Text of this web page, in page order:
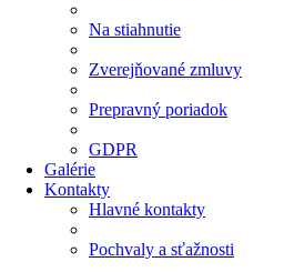
Na stiahnutie
Zverejňované zmluvy
Prepravný poriadok
GDPR
Galérie
Kontakty
Hlavné kontakty
Pochvaly a sťažnosti